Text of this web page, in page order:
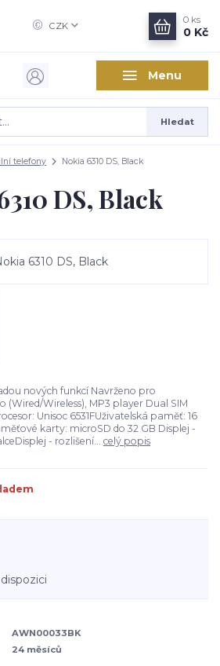
Menu
CZK
Hledat
0 ks
0 Kč
telefony Nokia 6310 DS, Black
DS, Black
nových funkcí Navrženo pro
(Wired/Wireless), MP3 player Dual SIM
Unisoc 6531FUživatelská paměť: 16
karty: microSD do 32 GB Displej -
- rozlišení... celý popis
AWN00033BK
24 měsíců